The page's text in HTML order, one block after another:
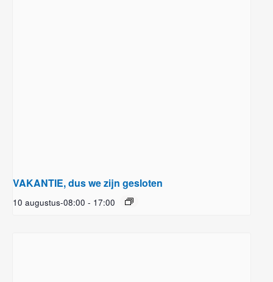
VAKANTIE, dus we zijn gesloten
10 augustus-08:00 - 17:00